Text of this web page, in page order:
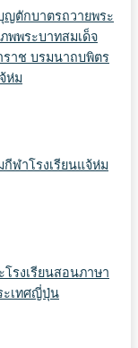
ญตักบาตรถวายพระ
พพระบาทสมเด็จ
ราช บรมนาถบพิตร
ห่ม
ฬาโรงเรียนแจ้ห่ม
โรงเรียนสอนภาษา
ะเทศญี่ปุ่น